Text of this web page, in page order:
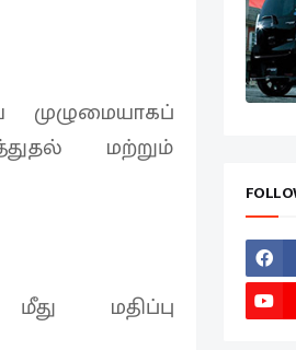
முழுமையாகப்
மற்றும்
மதிப்பு